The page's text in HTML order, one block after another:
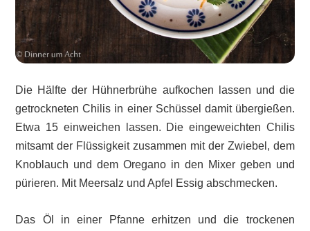
Die Hälfte der Hühnerbrühe aufkochen lassen und die
getrockneten Chilis in einer Schüssel damit übergießen.
Etwa 15 einweichen lassen. Die eingeweichten Chilis
mitsamt der Flüssigkeit zusammen mit der Zwiebel, dem
Knoblauch und dem Oregano in den Mixer geben und
pürieren. Mit Meersalz und Apfel Essig abschmecken.
Das Öl in einer Pfanne erhitzen und die trockenen